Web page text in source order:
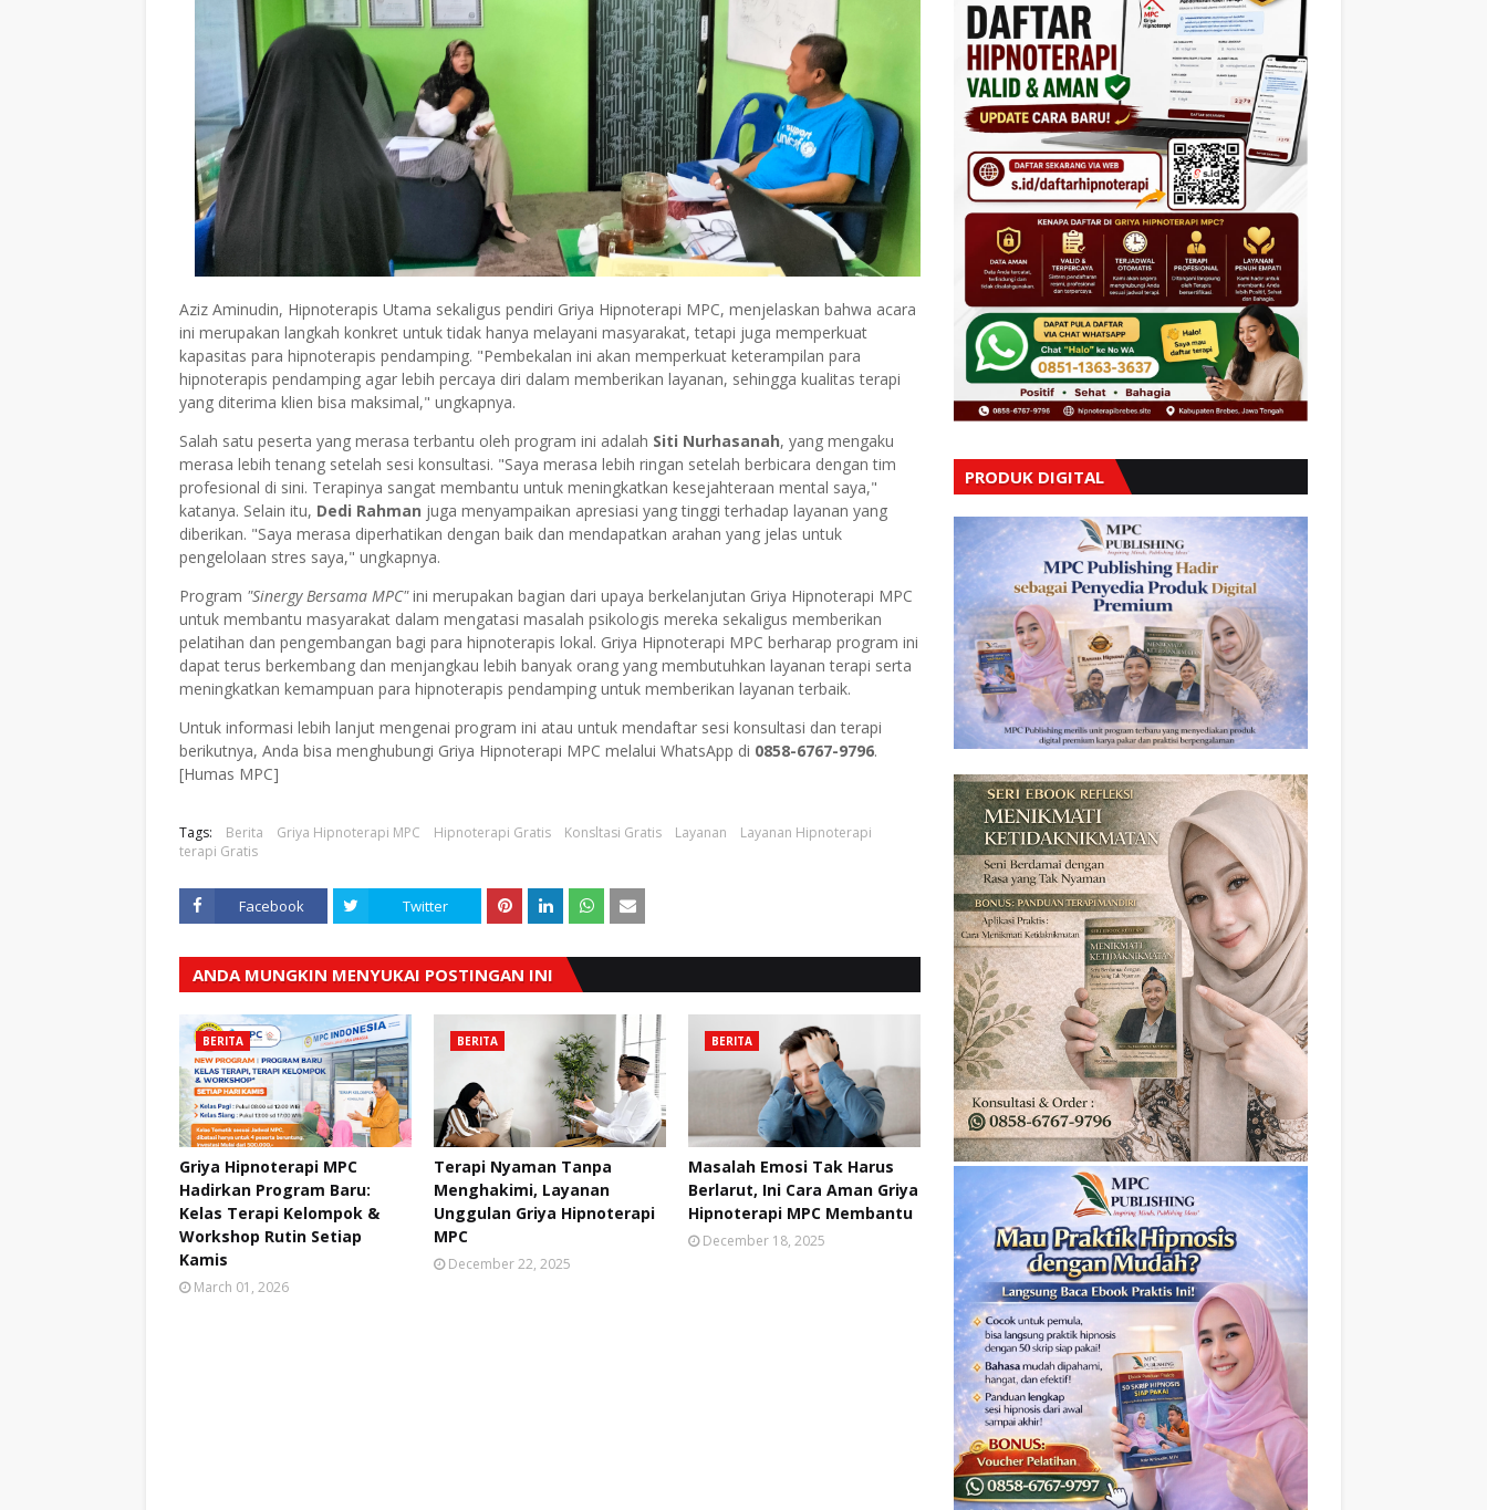
Aziz Aminudin, Hipnoterapis Utama sekaligus pendiri Griya Hipnoterapi MPC, menjelaskan bahwa acara
ini merupakan langkah konkret untuk tidak hanya melayani masyarakat, tetapi juga memperkuat
kapasitas para hipnoterapis pendamping. "Pembekalan ini akan memperkuat keterampilan para
hipnoterapis pendamping agar lebih percaya diri dalam memberikan layanan, sehingga kualitas terapi
yang diterima klien bisa maksimal," ungkapnya.
Salah satu peserta yang merasa terbantu oleh program ini adalah Siti Nurhasanah, yang mengaku
merasa lebih tenang setelah sesi konsultasi. "Saya merasa lebih ringan setelah berbicara dengan tim
profesional di sini. Terapinya sangat membantu untuk meningkatkan kesejahteraan mental saya,"
katanya. Selain itu, Dedi Rahman juga menyampaikan apresiasi yang tinggi terhadap layanan yang
diberikan. "Saya merasa diperhatikan dengan baik dan mendapatkan arahan yang jelas untuk
pengelolaan stres saya," ungkapnya.
Program "Sinergy Bersama MPC"ini merupakan bagian dari upaya berkelanjutan Griya Hipnoterapi MPC
untuk membantu masyarakat dalam mengatasi masalah psikologis mereka sekaligus memberikan
pelatihan dan pengembangan bagi para hipnoterapis lokal. Griya Hipnoterapi MPC berharap program ini
dapat terus berkembang dan menjangkau lebih banyak orang yang membutuhkan layanan terapi serta
meningkatkan kemampuan para hipnoterapis pendamping untuk memberikan layanan terbaik.
Untuk informasi lebih lanjut mengenai program ini atau untuk mendaftar sesi konsultasi dan terapi
berikutnya, Anda bisa menghubungi Griya Hipnoterapi MPC melalui WhatsApp di 0858-6767-9796.
[Humas MPC]
Tags: Berita Griya Hipnoterapi MPC Hipnoterapi Gratis Konsltasi Gratis Layanan
Layanan Hipnoterapi
terapi Gratis
Facebook Twitter
ANDA MUNGKIN MENYUKAI POSTINGAN INI
BERITA
Griya Hipnoterapi MPC
Hadirkan Program Baru:
Kelas Terapi Kelompok &
Workshop Rutin Setiap
Kamis
March 01, 2026
BERITA
Terapi Nyaman Tanpa
Menghakimi, Layanan
Unggulan Griya Hipnoterapi
MPC
December 22, 2025
BERITA
Masalah Emosi Tak Harus
Berlarut, Ini Cara Aman Griya
Hipnoterapi MPC Membantu
December 18, 2025
PRODUK DIGITAL